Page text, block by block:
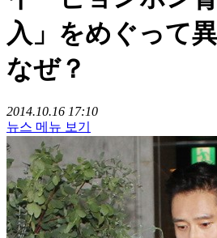
入」をめぐって
なぜ？
2014.10.16 17:10
뉴스 메뉴 보기